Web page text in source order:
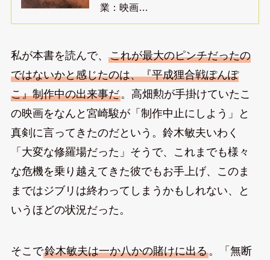
業：映画…
私が本書を読んで、 これが最大のピンチだったの
ではないかと感じたのは、『平成狸合戦ぽんぽ
こ』制作中の出来事だ。高畑勲が手掛けていたこ
の映画をなんと宮崎駿が「制作中止にしよう」と
真剣に言ってきたのだという。鈴木敏夫いわく
「大変な修羅場だった」そうで、これまでも様々
な危機を乗り越えてきた彼でもお手上げ、このま
まではジブリは終わってしまうかもしれない、と
いうほどの状況だった。
そこで鈴木敏夫は一か八かの賭けに出る。「無断